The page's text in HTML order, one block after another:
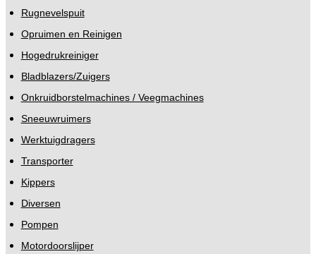
Rugnevelspuit
Opruimen en Reinigen
Hogedrukreiniger
Bladblazers/Zuigers
Onkruidborstelmachines / Veegmachines
Sneeuwruimers
Werktuigdragers
Transporter
Kippers
Diversen
Pompen
Motordoorslijper